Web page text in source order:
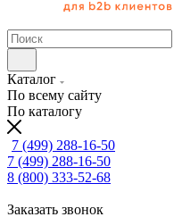
Каталог
По всему сайту
По каталогу
7 (499) 288-16-50
7 (499) 288-16-50
8 (800) 333-52-68
Заказать звонок